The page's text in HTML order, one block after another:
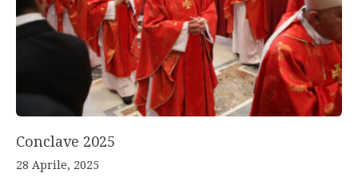
Conclave 2025
28 Aprile, 2025